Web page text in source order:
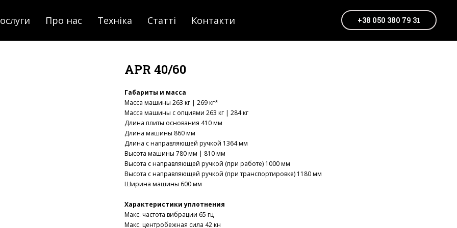
Про нас Техніка Статті Контакти +38 050 380 79 31
APR 40/60
Габариты и масса
Масса машины 263 кг | 269 кг*
Масса машины с опциями 263 кг | 284 кг
Длина плиты основания 410 мм
Длина машины 860 мм
Длина с направляющей ручкой 1364 мм
Высота машины 780 мм | 810 мм
Высота с направляющей ручкой (при работе) 1000 мм
Высота с направляющей ручкой (при транспортировке) 1180 мм
Ширина машины 600 мм
Характеристики уплотнения
Макс. частота вибрации 65 гц
Макс. центробежная сила 42 кн